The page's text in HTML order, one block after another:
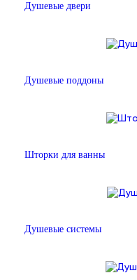
Душевые двери
Душевые поддоны
Шторки для ванны
Душевые системы